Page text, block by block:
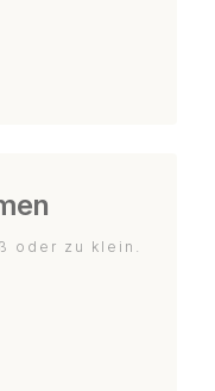
oder zu klein.